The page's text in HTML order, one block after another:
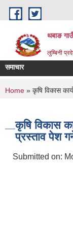
Skip to main content
थबाङ
लुम्बिनी
समाचार
You are
Home » कृषि विकास
कृषि विकास
प्रस्ताव पेश
Submitted on: